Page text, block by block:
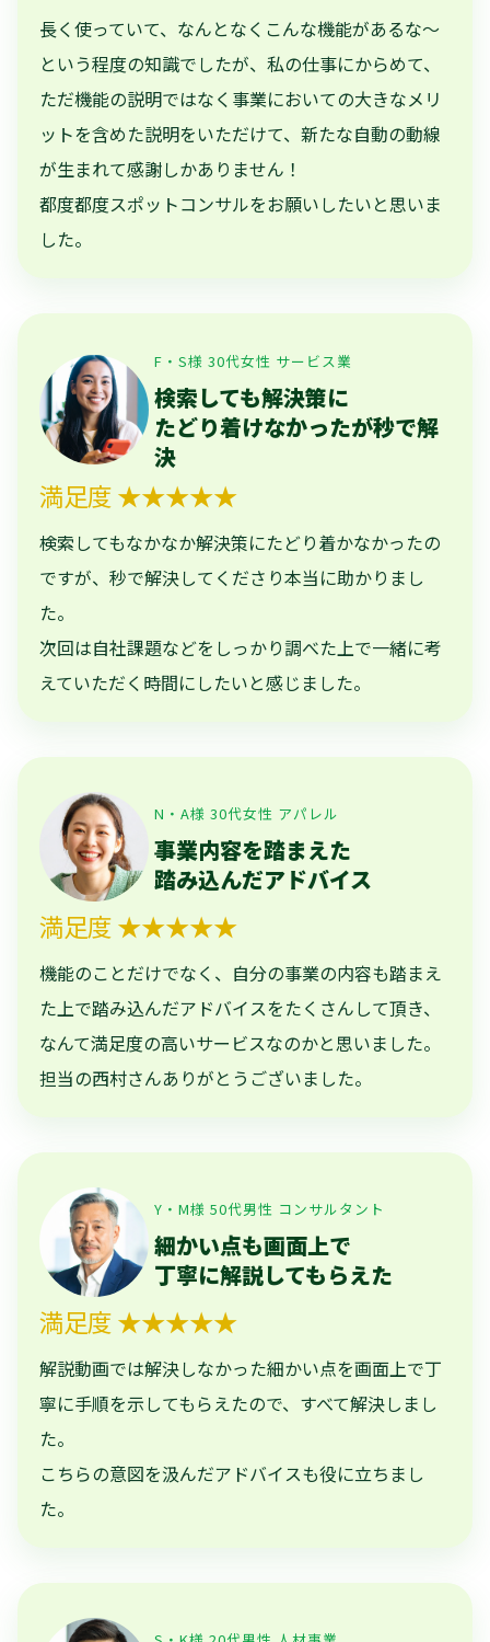
長く使っていて、なんとなくこんな機能があるな～
という程度の知識でしたが、私の仕事にからめて、
ただ機能の説明ではなく事業においての大きなメリ
ットを含めた説明をいただけて、新たな自動の動線
が生まれて感謝しかありません！
都度都度スポットコンサルをお願いしたいと思いま
した。
F・S様 30代女性 サービス業
検索しても解決策に
たどり着けなかったが秒で解
決
満足度 ★★★★★
検索してもなかなか解決策にたどり着かなかったの
ですが、秒で解決してくださり本当に助かりまし
た。
次回は自社課題などをしっかり調べた上で一緒に考
えていただく時間にしたいと感じました。
N・A様 30代女性 アパレル
事業内容を踏まえた
踏み込んだアドバイス
満足度 ★★★★★
機能のことだけでなく、自分の事業の内容も踏まえ
た上で踏み込んだアドバイスをたくさんして頂き、
なんて満足度の高いサービスなのかと思いました。
担当の西村さんありがとうございました。
Y・M様 50代男性 コンサルタント
細かい点も画面上で
丁寧に解説してもらえた
満足度 ★★★★★
解説動画では解決しなかった細かい点を画面上で丁
寧に手順を示してもらえたので、すべて解決しまし
た。
こちらの意図を汲んだアドバイスも役に立ちまし
た。